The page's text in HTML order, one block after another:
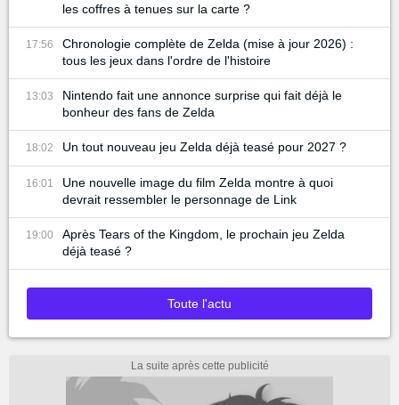
les coffres à tenues sur la carte ?
17:56
Chronologie complète de Zelda (mise à jour 2026) :
tous les jeux dans l'ordre de l'histoire
13:03
Nintendo fait une annonce surprise qui fait déjà le
bonheur des fans de Zelda
18:02 Un tout nouveau jeu Zelda déjà teasé pour 2027 ?
16:01
Une nouvelle image du film Zelda montre à quoi
devrait ressembler le personnage de Link
19:00
Après Tears of the Kingdom, le prochain jeu Zelda
déjà teasé ?
Toute l'actu